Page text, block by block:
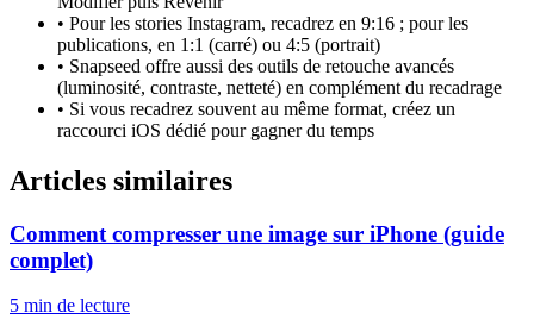
• Pour les stories Instagram, recadrez en 9:16 ; pour les
publications, en 1:1 (carré) ou 4:5 (portrait)
• Snapseed offre aussi des outils de retouche avancés
(luminosité, contraste, netteté) en complément du recadrage
• Si vous recadrez souvent au même format, créez un
raccourci iOS dédié pour gagner du temps
Articles similaires
Comment compresser une image sur iPhone (guide
complet)
5 min de lecture